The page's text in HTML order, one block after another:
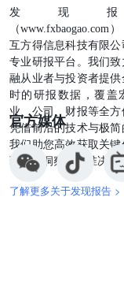
联酋阿布扎
修建一条成
时，阿联酋
其他海湾产
海。 4、国际
是权宜之计
天然气和生
到2.067亿立
存减少675.7
万桶。美国
24.6万桶。
峡局势持续
长至本月底
伊朗冲突爆
与私营企业
农业农村部
1.19亿亩，
发现
（www.fxbaogao.com
互方得信息科技有限公
专业研报平台。我们致
融从业者与投资者提供
时的研报数据，覆盖
业、公司、财报等全方
凭借前沿的技术与极简
我们助您高效获取关键
现深度洞察与精准决策
了解更多关于发现报告 >
官方媒体